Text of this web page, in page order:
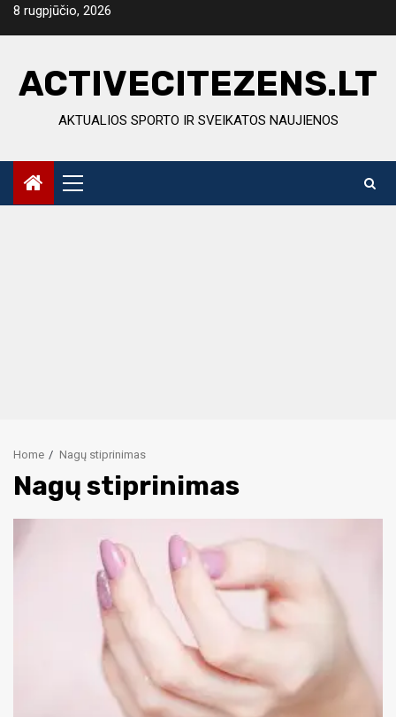
Skip8 rugpjūčio, 2026
ACTIVECITEZENS.LT
AKTUALIOS SPORTO IR SVEIKATOS NAUJIENOS
Primary
Menu
Home Nagų stiprinimas
Nagų stiprinimas